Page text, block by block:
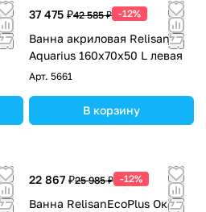
37 475 ₽42 585 ₽ -12%
Ванна акриловая Relisan
Aquarius 160х70х50 L левая
Арт. 5661
В корзину
22 867 ₽25 985 ₽ -12%
Ванна RelisanEcoPlus Ока